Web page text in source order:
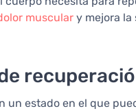
muscular y mejora la
un estado en el que